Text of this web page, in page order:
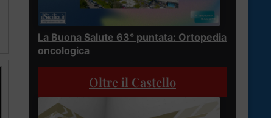
La Buona Salute 63° puntata: Ortopedia
oncologica
Oltre il Castello